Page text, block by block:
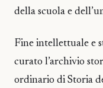
della scuola e
Fine intellettuale e
curato l’archivio
ordinario di Storia